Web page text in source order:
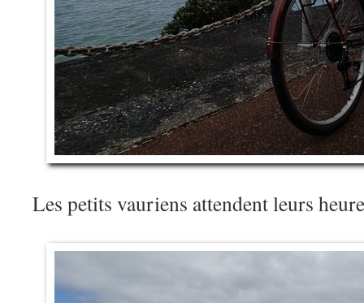
Les petits vauriens attendent leurs